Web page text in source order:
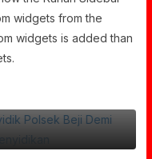
widgets from the
widgets is added than
Penyidik Polsek